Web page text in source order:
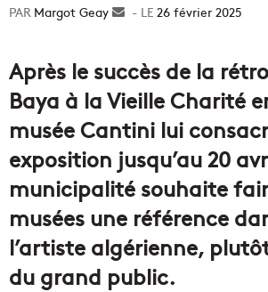
Margot Geay
Envoyer26 février 2025
Après le succès de la
Baya à la Vieille Charité
musée Cantini lui
exposition jusqu’au 20
municipalité souhaite
musées une référence
l’artiste algérienne,
du grand public.